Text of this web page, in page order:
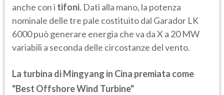
anche con i tifoni. Dati alla mano, la potenza
nominale delle tre pale costituito dal Garador LK
6000 può generare energia che va da X a 20 MW
variabili a seconda delle circostanze del vento.
La turbina di Mingyang in Cina premiata come
"Best Offshore Wind Turbine"